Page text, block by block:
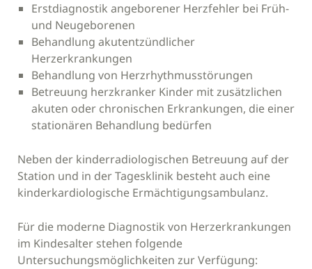
Erstdiagnostik angeborener Herzfehler bei Früh-
und Neugeborenen
Behandlung akutentzündlicher
Herzerkrankungen
Behandlung von Herzrhythmusstörungen
Betreuung herzkranker Kinder mit zusätzlichen
akuten oder chronischen Erkrankungen, die einer
stationären Behandlung bedürfen
Neben der kinderradiologischen Betreuung auf der
Station und in der Tagesklinik besteht auch eine
kinderkardiologische Ermächtigungsambulanz.
Für die moderne Diagnostik von Herzerkrankungen
im Kindesalter stehen folgende
Untersuchungsmöglichkeiten zur Verfügung: